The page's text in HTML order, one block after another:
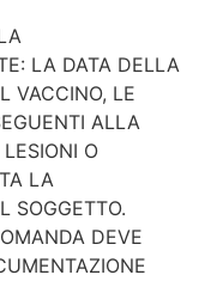
LA DATA DELLA
VACCINO, LE
ALLA
O
LA
SOGGETTO.
DEVE